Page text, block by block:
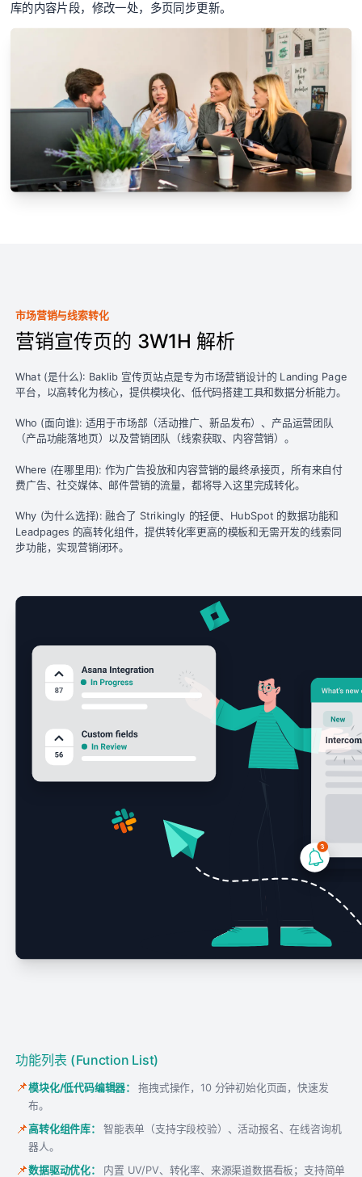
库的内容片段，修改一处，多页同步更新。
市场营销与线索转化
营销宣传页的 3W1H 解析
What (是什么): Baklib 宣传页站点是专为市场营销设计的 Landing Page
平台，以高转化为核心，提供模块化、低代码搭建工具和数据分析能力。
Who (面向谁): 适用于市场部（活动推广、新品发布）、产品运营团队
（产品功能落地页）以及营销团队（线索获取、内容营销）。
Where (在哪里用): 作为广告投放和内容营销的最终承接页，所有来自付
费广告、社交媒体、邮件营销的流量，都将导入这里完成转化。
Why (为什么选择): 融合了 Strikingly 的轻便、HubSpot 的数据功能和
Leadpages 的高转化组件，提供转化率更高的模板和无需开发的线索同
步功能，实现营销闭环。
功能列表 (Function List)
📌模块化/低代码编辑器：拖拽式操作，10 分钟初始化页面，快速发
布。
📌高转化组件库：智能表单（支持字段校验）、活动报名、在线咨询机
器人。
📌数据驱动优化： 内置 UV/PV、转化率、来源渠道数据看板；支持简单